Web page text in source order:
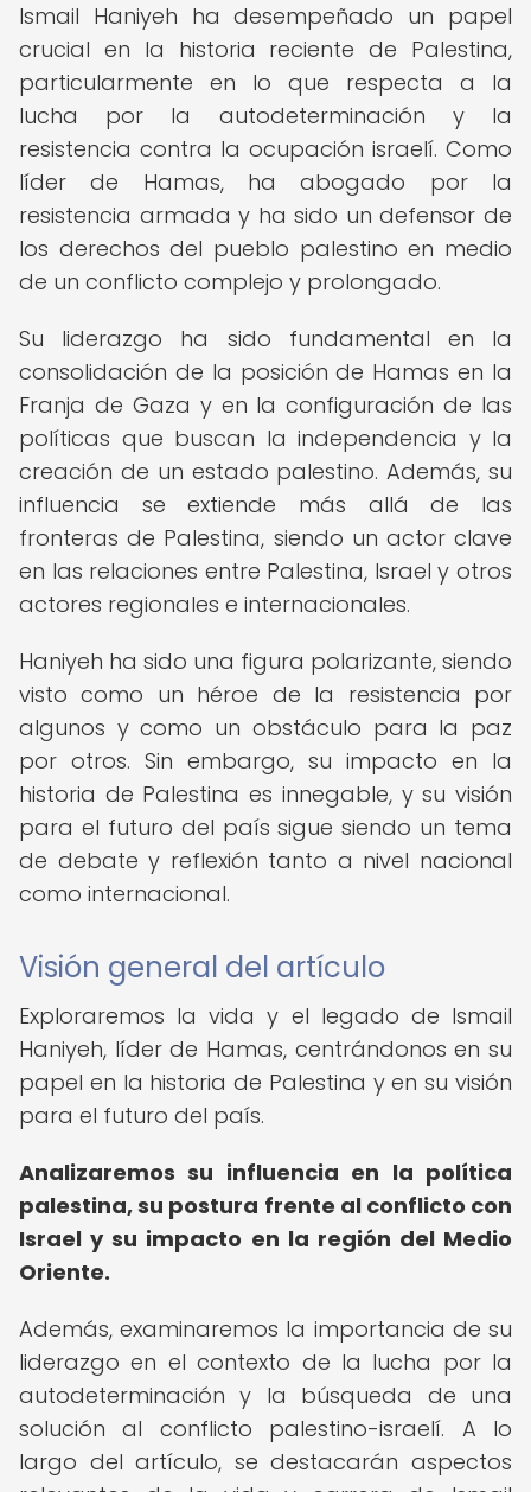
Ismail Haniyeh ha desempeñado un papel
crucial en la historia reciente de Palestina,
particularmente en lo que respecta a la
lucha por la autodeterminación y la
resistencia contra la ocupación israelí. Como
líder de Hamas, ha abogado por la
resistencia armada y ha sido un defensor de
los derechos del pueblo palestino en medio
de un conflicto complejo y prolongado.
Su liderazgo ha sido fundamental en la
consolidación de la posición de Hamas en la
Franja de Gaza y en la configuración de las
políticas que buscan la independencia y la
creación de un estado palestino. Además, su
influencia se extiende más allá de las
fronteras de Palestina, siendo un actor clave
en las relaciones entre Palestina, Israel y otros
actores regionales e internacionales.
Haniyeh ha sido una figura polarizante, siendo
visto como un héroe de la resistencia por
algunos y como un obstáculo para la paz
por otros. Sin embargo, su impacto en la
historia de Palestina es innegable, y su visión
para el futuro del país sigue siendo un tema
de debate y reflexión tanto a nivel nacional
como internacional.
Visión general del artículo
Exploraremos la vida y el legado de Ismail
Haniyeh, líder de Hamas, centrándonos en su
papel en la historia de Palestina y en su visión
para el futuro del país.
Analizaremos su influencia en la política
palestina, su postura frente al conflicto con
Israel y su impacto en la región del Medio
Oriente.
Además, examinaremos la importancia de su
liderazgo en el contexto de la lucha por la
autodeterminación y la búsqueda de una
solución al conflicto palestino-israelí. A lo
largo del artículo, se destacarán aspectos